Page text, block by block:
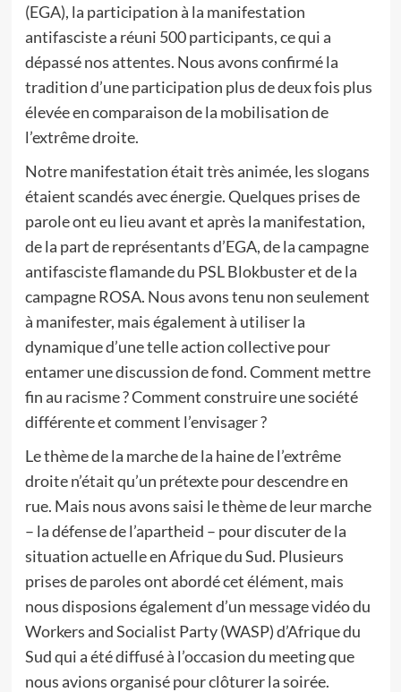
(EGA), la participation à la manifestation
antifasciste a réuni 500 participants, ce qui a
dépassé nos attentes. Nous avons confirmé la
tradition d’une participation plus de deux fois plus
élevée en comparaison de la mobilisation de
l’extrême droite.
Notre manifestation était très animée, les slogans
étaient scandés avec énergie. Quelques prises de
parole ont eu lieu avant et après la manifestation,
de la part de représentants d’EGA, de la campagne
antifasciste flamande du PSL Blokbuster et de la
campagne ROSA. Nous avons tenu non seulement
à manifester, mais également à utiliser la
dynamique d’une telle action collective pour
entamer une discussion de fond. Comment mettre
fin au racisme ? Comment construire une société
différente et comment l’envisager ?
Le thème de la marche de la haine de l’extrême
droite n’était qu’un prétexte pour descendre en
rue. Mais nous avons saisi le thème de leur marche
– la défense de l’apartheid – pour discuter de la
situation actuelle en Afrique du Sud. Plusieurs
prises de paroles ont abordé cet élément, mais
nous disposions également d’un message vidéo du
Workers and Socialist Party (WASP) d’Afrique du
Sud qui a été diffusé à l’occasion du meeting que
nous avions organisé pour clôturer la soirée.